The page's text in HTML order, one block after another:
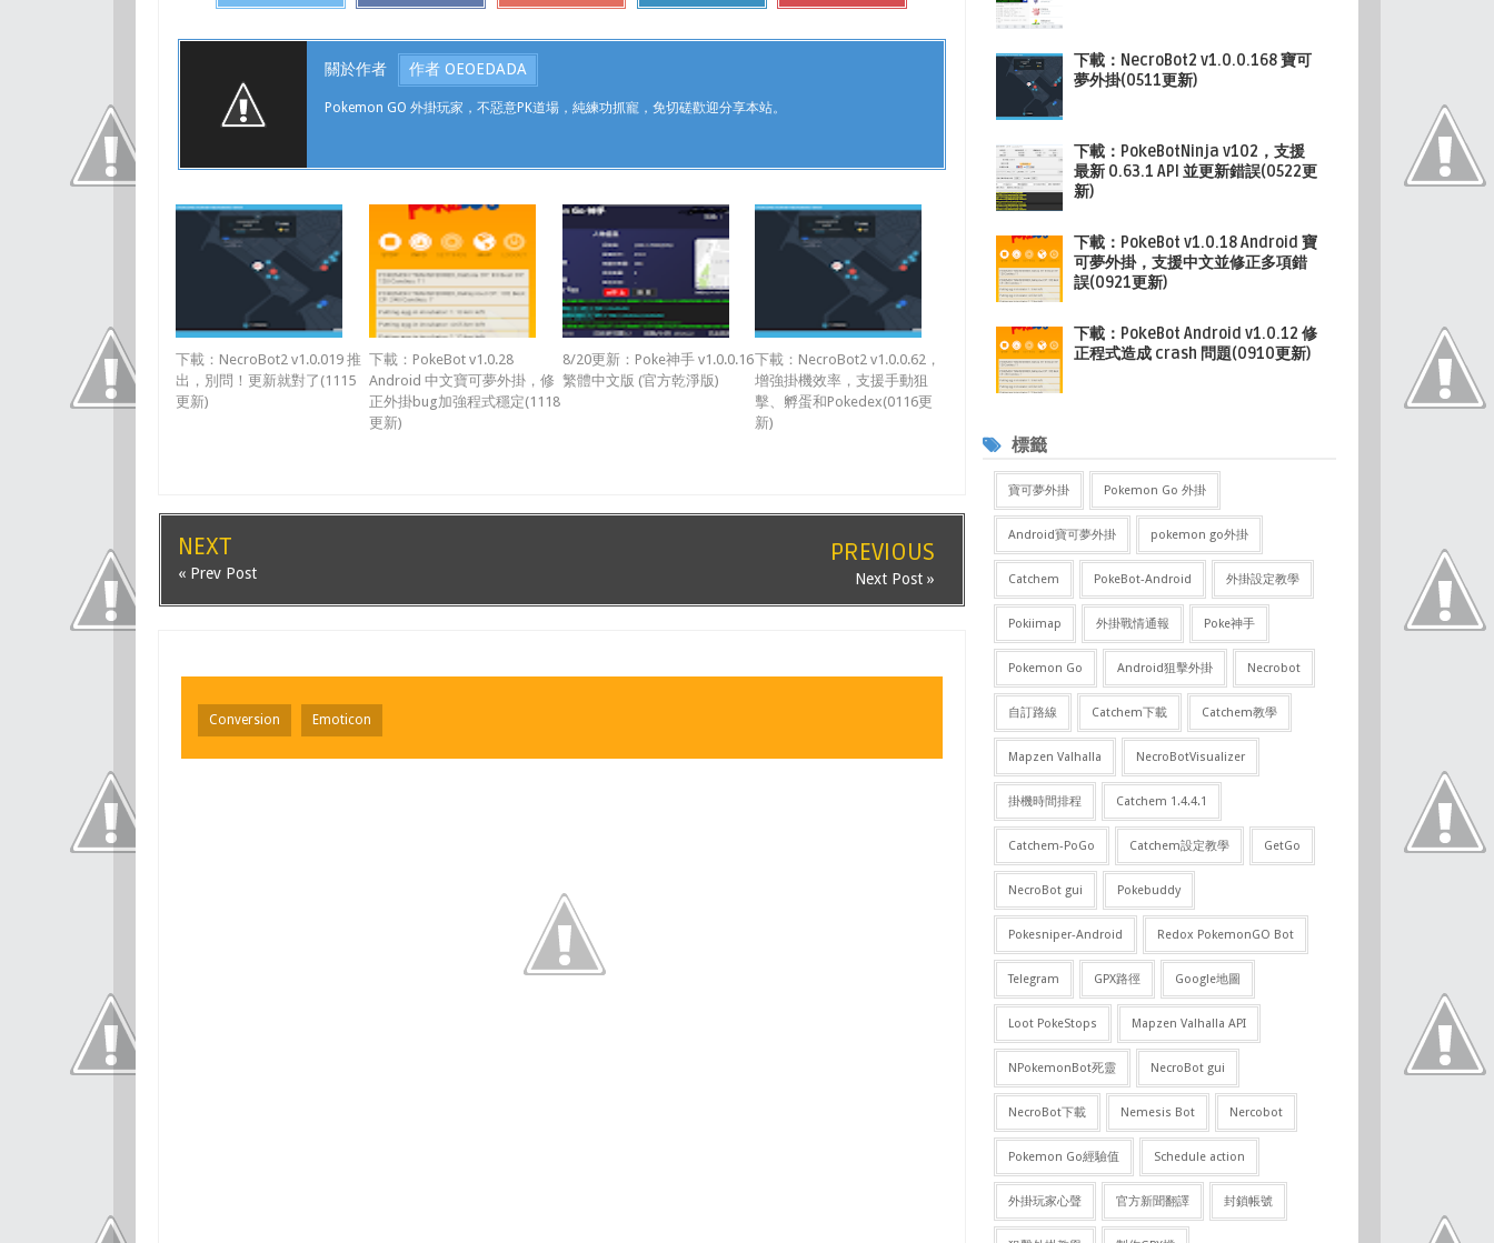
關於作者 作者 OEOEDADA
Pokemon GO 外掛玩家，不惡意PK道場，純練功抓寵，免切磋歡迎分享本站。
下載：NecroBot2 v1.0.019 推
出，別問！更新就對了(1115
更新)
下載：PokeBot v1.0.28
Android 中文寶可夢外掛，修
正外掛bug加強程式穩定(1118
更新)
8/20更新：Poke神手 v1.0.0.16
繁體中文版 (官方乾淨版)
下載：NecroBot2 v1.0.0.62，
增強掛機效率，支援手動狙
擊、孵蛋和Pokedex(0116更
新)
NEXT
« Prev Post
PREVIOUS
Next Post »
Conversion Emoticon
下載：NecroBot2 v1.0.0.168 寶可
夢外掛(0511更新)
下載：PokeBotNinja v102，支援
最新 0.63.1 API 並更新錯誤(0522更
新)
下載：PokeBot v1.0.18 Android 寶
可夢外掛，支援中文並修正多項錯
誤(0921更新)
下載：PokeBot Android v1.0.12 修
正程式造成 crash 問題(0910更新)
標籤
寶可夢外掛 Pokemon Go 外掛
Android寶可夢外掛 pokemon go外掛
Catchem PokeBot-Android 外掛設定教學
Pokiimap 外掛戰情通報 Poke神手
Pokemon Go Android狙擊外掛 Necrobot
自訂路線 Catchem下載 Catchem教學
Mapzen Valhalla NecroBotVisualizer
掛機時間排程 Catchem 1.4.4.1
Catchem-PoGo Catchem設定教學 GetGo
NecroBot gui Pokebuddy
Pokesniper-Android Redox PokemonGO Bot
Telegram GPX路徑 Google地圖
Loot PokeStops Mapzen Valhalla API
NPokemonBot死靈 NecroBot gui
NecroBot下載 Nemesis Bot Nercobot
Pokemon Go經驗值 Schedule action
外掛玩家心聲 官方新聞翻譯 封鎖帳號